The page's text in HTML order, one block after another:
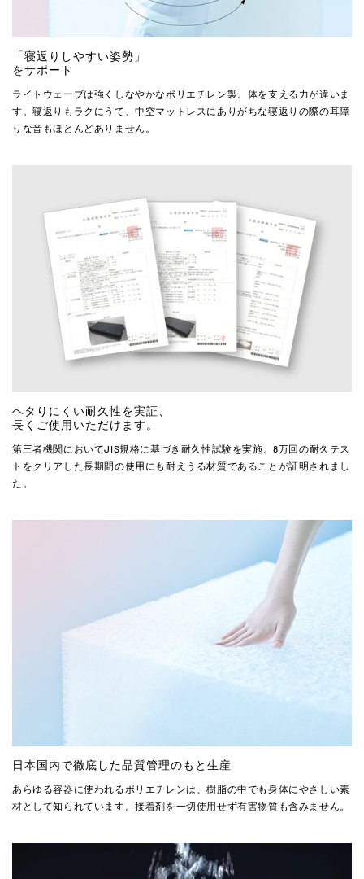
「寝返りしやすい姿勢」
をサポート
ライトウェーブは強くしなやかなポリエチレン製。体を支える力が違いま
す。寝返りもラクにうて、中空マットレスにありがちな寝返りの際の耳障
りな音もほとんどありません。
ヘタりにくい耐久性を実証、
長くご使用いただけます。
第三者機関においてJIS規格に基づき耐久性試験を実施。8万回の耐久テス
トをクリアした長期間の使用にも耐えうる材質であることが証明されまし
た。
日本国内で徹底した品質管理のもと生産
あらゆる容器に使われるポリエチレンは、樹脂の中でも身体にやさしい素
材として知られています。接着剤を一切使用せず有害物質も含みません。